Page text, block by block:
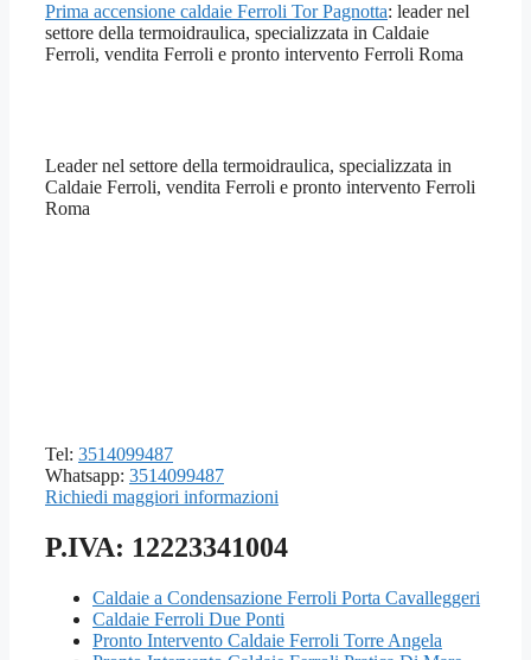
Prima accensione caldaie Ferroli Tor Pagnotta: leader nel
settore della termoidraulica, specializzata in Caldaie
Ferroli, vendita Ferroli e pronto intervento Ferroli Roma
Leader nel settore della termoidraulica, specializzata in
Caldaie Ferroli, vendita Ferroli e pronto intervento Ferroli
Roma
Tel: 3514099487
Whatsapp: 3514099487
Richiedi maggiori informazioni
P.IVA: 12223341004
Caldaie a Condensazione Ferroli Porta Cavalleggeri
Caldaie Ferroli Due Ponti
Pronto Intervento Caldaie Ferroli Torre Angela